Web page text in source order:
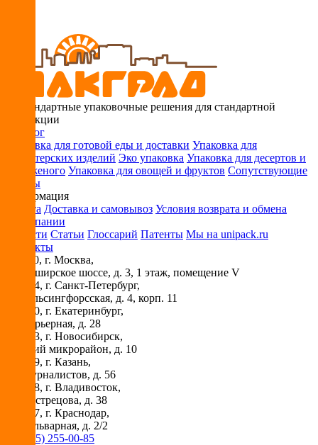
Нестандартные упаковочные решения для стандартной
продукции
Каталог
Упаковка для готовой еды и доставки Упаковка для
кондитерских изделий Эко упаковка Упаковка для десертов и
мороженого Упаковка для овощей и фруктов Сопутствующие
товары
Информация
Оплата Доставка и самовывоз Условия возврата и обмена
О компании
Новости Статьи Глоссарий Патенты Мы на unipack.ru
Контакты
115230, г. Москва,
ул. Каширское шоссе, д. 3, 1 этаж, помещение V
194044, г. Санкт-Петербург,
ул. Гельсингфорсская, д. 4, корп. 11
620030, г. Екатеринбург,
ул. Карьерная, д. 28
630073, г. Новосибирск,
Горский микрорайон, д. 10
420029, г. Казань,
ул. Журналистов, д. 56
690018, г. Владивосток,
ул. Вострецова, д. 38
350087, г. Краснодар,
ул. Бульварная, д. 2/2
+7 (495) 255-00-85